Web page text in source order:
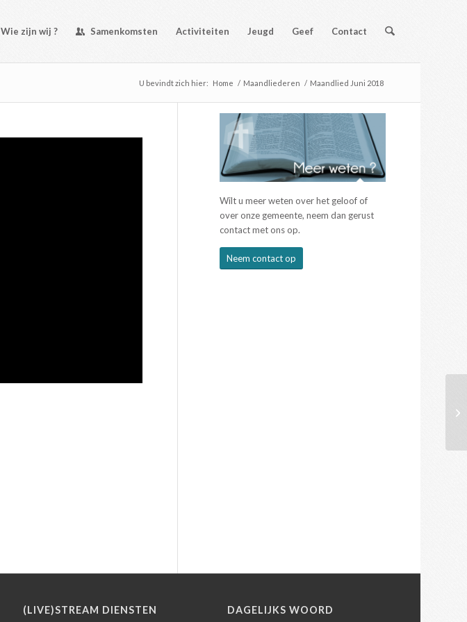
Wie zijn wij ? Samenkomsten Activiteiten Jeugd Geef Contact
U bevindt zich hier: Home / Maandliederen / Maandlied Juni 2018
Wilt u meer weten over het geloof of
over onze gemeente, neem dan gerust
contact met ons op.
Neem contact op
(LIVE)STREAM DIENSTEN DAGELIJKS WOORD